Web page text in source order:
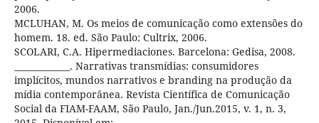
2006.
MCLUHAN, M. Os meios de comunicação como extensões do
homem. 18. ed. São Paulo: Cultrix, 2006.
SCOLARI, C.A. Hipermediaciones. Barcelona: Gedisa, 2008.
_____________. Narrativas transmídias: consumidores
implícitos, mundos narrativos e branding na produção da
mídia contemporânea. Revista Científica de Comunicação
Social da FIAM-FAAM, São Paulo, Jan./Jun.2015, v. 1, n. 3,